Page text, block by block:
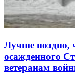
Лучше поздно,
осажденного
ветеранам